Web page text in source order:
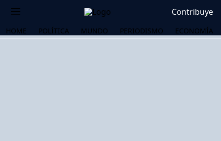
Contribuye
HOME POLÍTICA MUNDO PERIODISMO ECONOMÍA